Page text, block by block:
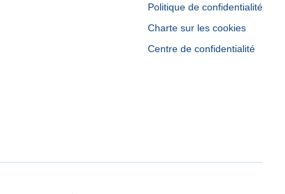
Politique de confidentialité
Charte sur les cookies
Centre de confidentialité